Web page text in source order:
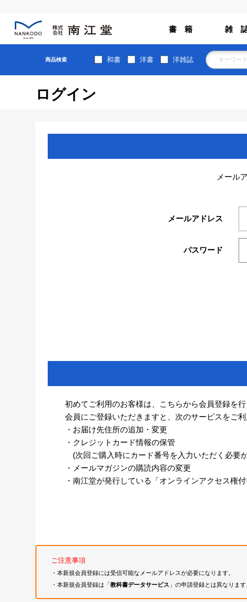
書 籍 雑
商品検索 和書 洋書 洋雑誌
ログイン
メール
メールアドレス
パスワード
初めてご利用のお客様は、こちらから会員登録を行
会員にご登録いただきますと、次のサービスをご利
・お届け先住所の追加・変更
・クレジットカード情報の保管
(次回ご購入時にカード番号を入力いただく必要
・メールマガジンの購読内容の変更
・南江堂が発行している「オンラインアクセス権
ご注意事項
・本新規会員登録には受信可能なメールアドレスが必要になります。
・本新規会員登録は「教科書データサービス 」の申請登録とは異なります